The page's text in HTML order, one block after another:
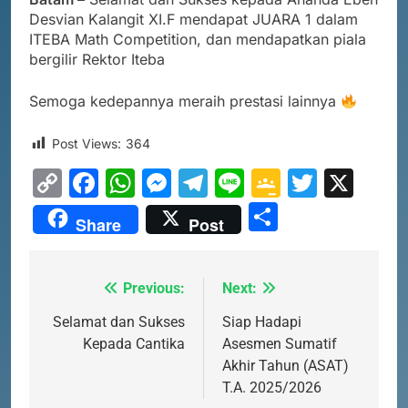
Desvian Kalangit XI.F mendapat JUARA 1 dalam
ITEBA Math Competition, dan mendapatkan piala
bergilir Rektor Iteba
Semoga kedepannya meraih prestasi lainnya
Post Views: 364
Copy
Link
Facebook
WhatsApp
Messenger
Telegram
LineGoogle
Share Post
Navigasi
pos
Previous:
Selamat dan Sukses
Kepada Cantika
Next:
Siap Hadapi
Asesmen Sumatif
Akhir Tahun (ASAT)
T.A. 2025/2026
8
PENYALURAN CALON MURID
KEPULAUAN RIAU 2026
PRESTASI SISWA
1
SOSIALISASI MPLS UNTUK
ORANG TUA MURID KELAS X
MPLS 2026 SEKOLAH
PEMBEKALAN MPLS (Masa
Pengenalan Lingkungan Sekolah)
MPLS 2026 SEKOLAH